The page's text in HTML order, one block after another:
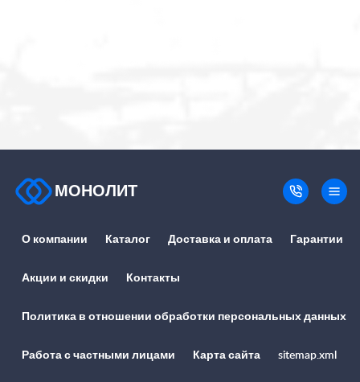
МОНОЛИТ
О компании Каталог Доставка и оплата Гарантии
Акции и скидки Контакты
Политика в отношении обработки персональных данных
Работа с частными лицами Карта сайта sitemap.xml